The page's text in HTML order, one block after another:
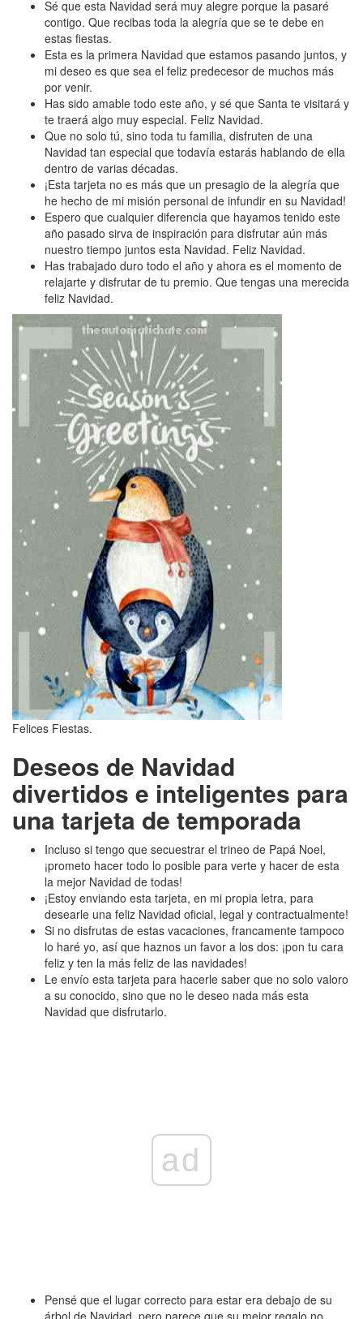
Sé que esta Navidad será muy alegre porque la pasaré
contigo. Que recibas toda la alegría que se te debe en
estas fiestas.
Esta es la primera Navidad que estamos pasando juntos, y
mi deseo es que sea el feliz predecesor de muchos más
por venir.
Has sido amable todo este año, y sé que Santa te visitará y
te traerá algo muy especial. Feliz Navidad.
Que no solo tú, sino toda tu familia, disfruten de una
Navidad tan especial que todavía estarás hablando de ella
dentro de varias décadas.
¡Esta tarjeta no es más que un presagio de la alegría que
he hecho de mi misión personal de infundir en su Navidad!
Espero que cualquier diferencia que hayamos tenido este
año pasado sirva de inspiración para disfrutar aún más
nuestro tiempo juntos esta Navidad. Feliz Navidad.
Has trabajado duro todo el año y ahora es el momento de
relajarte y disfrutar de tu premio. Que tengas una merecida
feliz Navidad.
Felices Fiestas.
Deseos de Navidad
divertidos e inteligentes para
una tarjeta de temporada
Incluso si tengo que secuestrar el trineo de Papá Noel,
¡prometo hacer todo lo posible para verte y hacer de esta
la mejor Navidad de todas!
¡Estoy enviando esta tarjeta, en mi propia letra, para
desearle una feliz Navidad oficial, legal y contractualmente!
Si no disfrutas de estas vacaciones, francamente tampoco
lo haré yo, así que haznos un favor a los dos: ¡pon tu cara
feliz y ten la más feliz de las navidades!
Le envío esta tarjeta para hacerle saber que no solo valoro
a su conocido, sino que no le deseo nada más esta
Navidad que disfrutarlo.
ad
Pensé que el lugar correcto para estar era debajo de su